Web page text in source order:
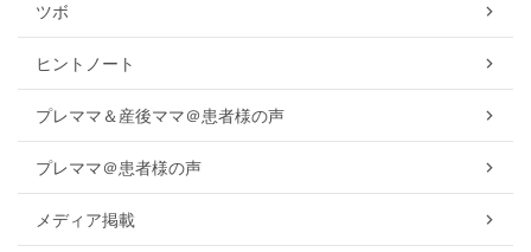
ツボ
ヒントノート
プレママ＆産後ママ＠患者様の声
プレママ＠患者様の声
メディア掲載